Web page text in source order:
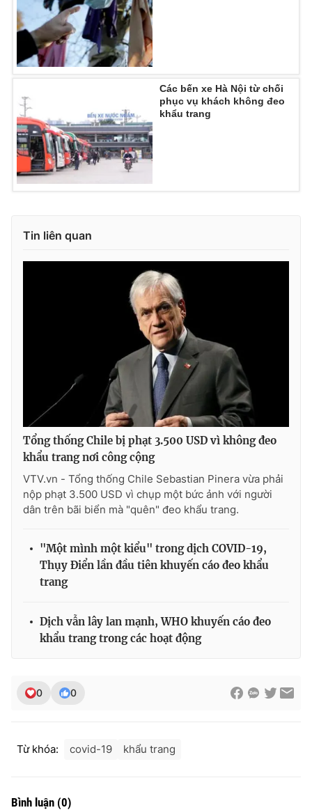
Ðiện thoại Thời báo VTV:024.66 897 897
Email:toasoan@vtv.vn
Liên hệ quảng cáo:024-7300.7108
® Cấm sao chép dưới mọi hình thức nếu không có sự chấp
Các bến xe Hà Nội từ chối
phục vụ khách không đeo
khẩu trang
Tin liên quan
Tổng thống Chile bị phạt 3.500 USD vì không đeo
khẩu trang nơi công cộng
VTV.vn - Tổng thống Chile Sebastian Pinera vừa phải
nộp phạt 3.500 USD vì chụp một bức ảnh với người
dân trên bãi biển mà "quên" đeo khẩu trang.
"Một mình một kiểu" trong dịch COVID-19,
Thụy Điển lần đầu tiên khuyến cáo đeo khẩu
trang
Dịch vẫn lây lan mạnh, WHO khuyến cáo đeo
khẩu trang trong các hoạt động
0 0
Từ khóa: covid-19 khẩu trang
Bình luận (0)